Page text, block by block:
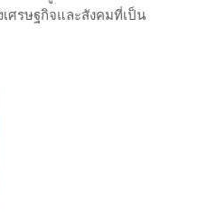
ศรษฐกิจและสังคมที่เป็น